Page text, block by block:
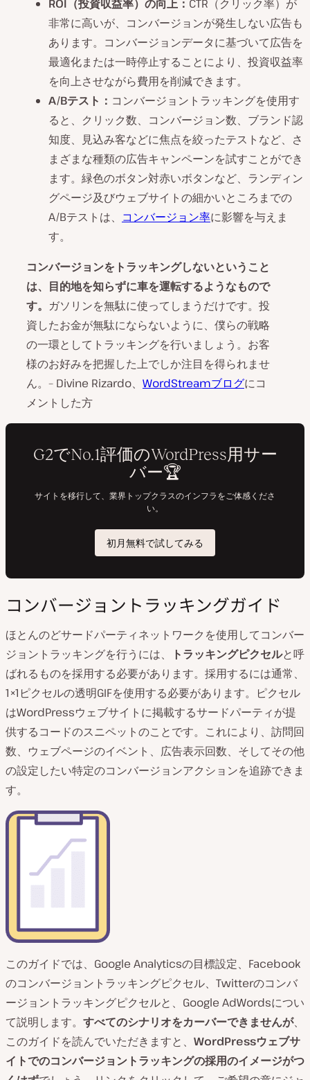
ROI（投資収益率）の向上： CTR（クリック率）が
非常に高いが、コンバージョンが発生しない広告も
あります。コンバージョンデータに基づいて広告を
最適化または一時停止することにより、投資収益率
を向上させながら費用を削減できます。
A/Bテスト： コンバージョントラッキングを使用す
ると、クリック数、コンバージョン数、ブランド認
知度、見込み客などに焦点を絞ったテストなど、さ
まざまな種類の広告キャンペーンを試すことができ
ます。緑色のボタン対赤いボタンなど、ランディン
グページ及びウェブサイトの細かいところまでの
A/Bテストは、 コンバージョン率に影響を与えま
す。
コンバージョンをトラッキングしないということ
は、目的地を知らずに車を運転するようなもので
す。 ガソリンを無駄に使ってしまうだけです。投
資したお金が無駄にならないように、僕らの戦略
の一環としてトラッキングを行いましょう。お客
様のお好みを把握した上でしか注目を得られませ
ん。– Divine Rizardo、 WordStreamブログにコ
メントした方
コンバージョントラッキングガイド
ほとんのどサードパーティネットワークを使用してコンバー
ジョントラッキングを行うには、
トラッキングピクセルと呼
ばれるものを採用する必要があります。採用するには通常、
1×1ピクセルの透明GIFを使用する必要があります。ピクセル
はWordPressウェブサイトに掲載するサードパーティが提
供するコードのスニペットのことです。これにより、訪問回
数、ウェブページのイベント、広告表示回数、そしてその他
の設定したい特定のコンバージョンアクションを追跡できま
す。
このガイドでは、Google Analyticsの目標設定、Facebook
のコンバージョントラッキングピクセル、Twitterのコンバ
ージョントラッキングピクセルと、Google AdWordsについ
て説明します。 すべてのシナリオをカーバーできませんが、
このガイドを読んでいただきますと、 WordPressウェブサ
イトでのコンバージョントラッキングの採用のイメージがつ